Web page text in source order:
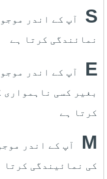
S
آپ کے اندر
نمائندگی کرتا ہے
E
آپ کے اندر
بغیر کسی ناہمواری
کرتا ہے
M
آپ کے اندر
کی نمائیندگی کرتا